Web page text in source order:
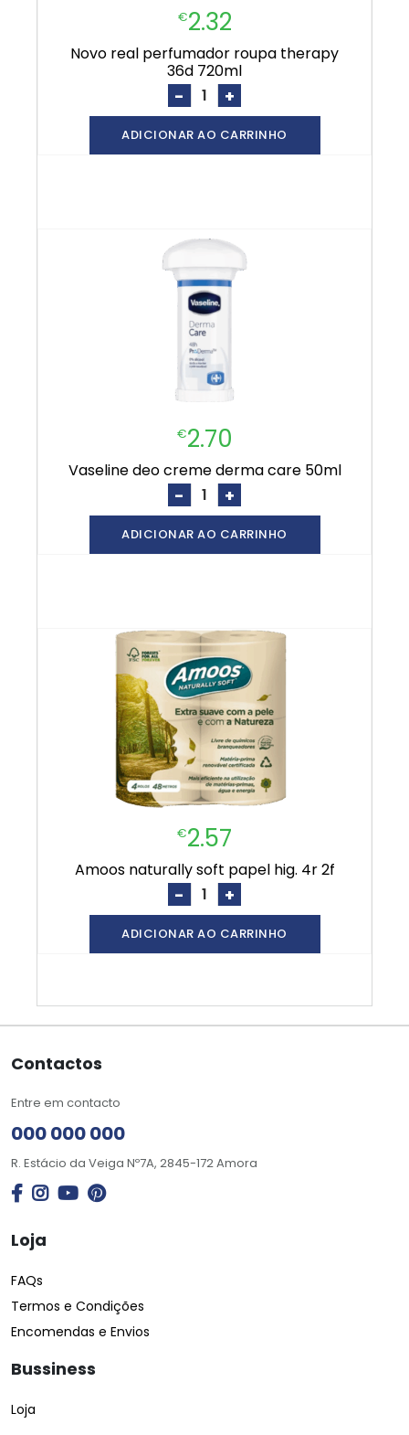
€2.32
novo real perfumador roupa therapy
36d 720ml
- +
ADICIONAR AO CARRINHO
€2.70
vaseline deo creme derma care 50ml
- +
ADICIONAR AO CARRINHO
€2.57
amoos naturally soft papel hig. 4r 2f
- +
ADICIONAR AO CARRINHO
Contactos
Entre em contacto
000 000 000
R. Estácio da Veiga Nº7A, 2845-172 Amora
Loja
FAQs
Termos e Condições
Encomendas e Envios
Bussiness
Loja